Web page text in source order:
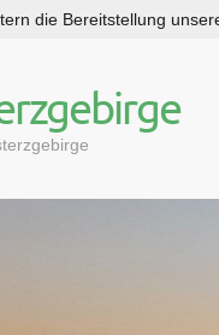
die Bereitstellung